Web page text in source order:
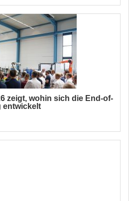
zeigt, wohin sich die End-of-
entwickelt